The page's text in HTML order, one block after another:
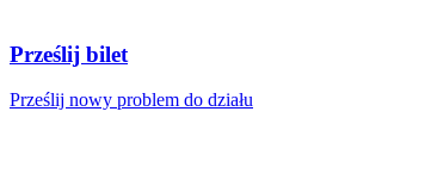
Prześlij bilet
Prześlij nowy problem do działu